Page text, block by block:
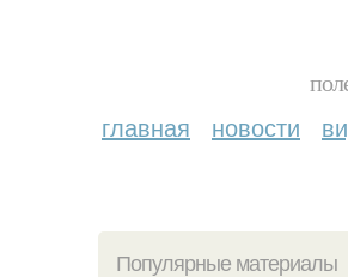
главная новости
Популярные материалы